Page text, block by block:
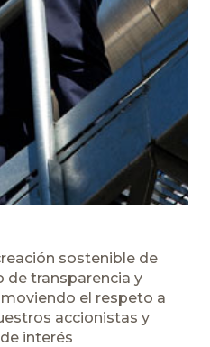
sostenible de
de transparencia y
el respeto a
accionistas y
interés